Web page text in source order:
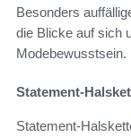
Besonders
die Blicke auf sich
Modebewusstsein.
Statement-
Statement-